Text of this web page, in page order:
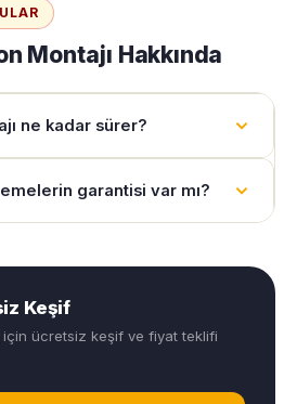
Montajı Hakkında
ne kadar sürer?
garantisi var mı?
Keşif
için ücretsiz keşif ve fiyat teklifi